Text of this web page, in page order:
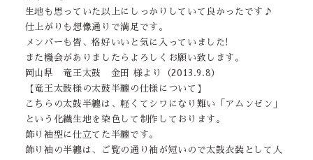
生地も思っていた以上にしっかりしていて良かったです♪
仕上がりも想像通りで満足です。
メンバーも皆、格好いいと気に入っていました!
また機会がありましたらよろしくお願い致します。
岡山県 竜王太鼓 金田 様より（2013.9.8）
【竜王太鼓様の太鼓半纏の仕様について】
こちらの太鼓半纏は、軽くてシワになり難い「アムンゼン」
という化繊生地を染色して制作しております。
飾り袖型に仕立てた半纏です。
飾り袖の半纏は、ご覧の通り袖が短いので太鼓衣装として人